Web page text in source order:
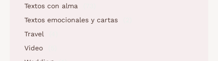
Textos con alma
Textos emocionales y cartas
Travel
Video